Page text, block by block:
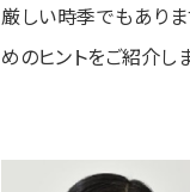
厳しい時季でもあり
めのヒントをご紹介し